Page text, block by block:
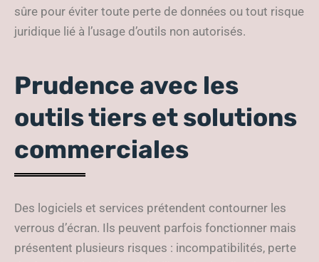
sûre pour éviter toute perte de données ou tout risque
juridique lié à l’usage d’outils non autorisés.
Prudence avec les
outils tiers et solutions
commerciales
Des logiciels et services prétendent contourner les
verrous d’écran. Ils peuvent parfois fonctionner mais
présentent plusieurs risques : incompatibilités, perte